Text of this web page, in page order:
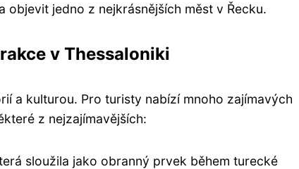
jedno z nejkrásnějších měst v Řecku.
v Thessaloniki
a kulturou. Pro turisty nabízí mnoho zajímavých
z nejzajímavějších:
sloužila jako obranný prvek během turecké